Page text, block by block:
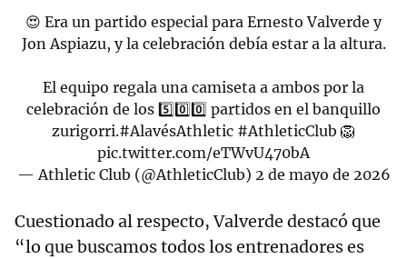
😍 Era un partido especial para Ernesto Valverde y
Jon Aspiazu, y la celebración debía estar a la altura.
El equipo regala una camiseta a ambos por la
celebración de los 5️⃣0️⃣0️⃣ partidos en el banquillo
zurigorri.#AlavésAthletic #AthleticClub 🦁
pic.twitter.com/eTWvU470bA
— Athletic Club (@AthleticClub) 2 de mayo de 2026
Cuestionado al respecto, Valverde destacó que
“lo que buscamos todos los entrenadores es